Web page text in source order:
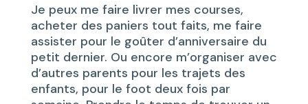
Je peux me faire livrer mes courses,
acheter des paniers tout faits, me faire
assister pour le goûter d’anniversaire du
petit dernier. Ou encore m’organiser avec
d’autres parents pour les trajets des
enfants, pour le foot deux fois par